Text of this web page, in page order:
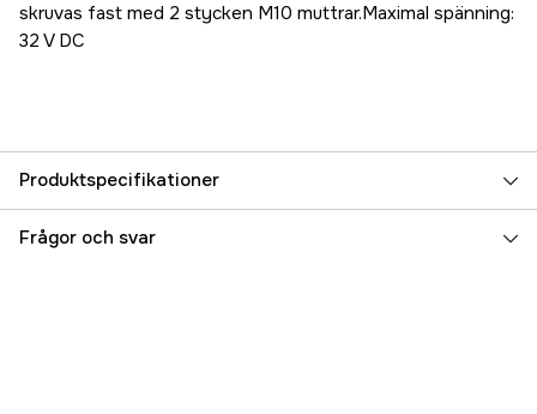
skruvas fast med 2 stycken M10 muttrar.Maximal spänning:
32 V DC
Produktspecifikationer
Referensnummer 5000024594
Frågor och svar